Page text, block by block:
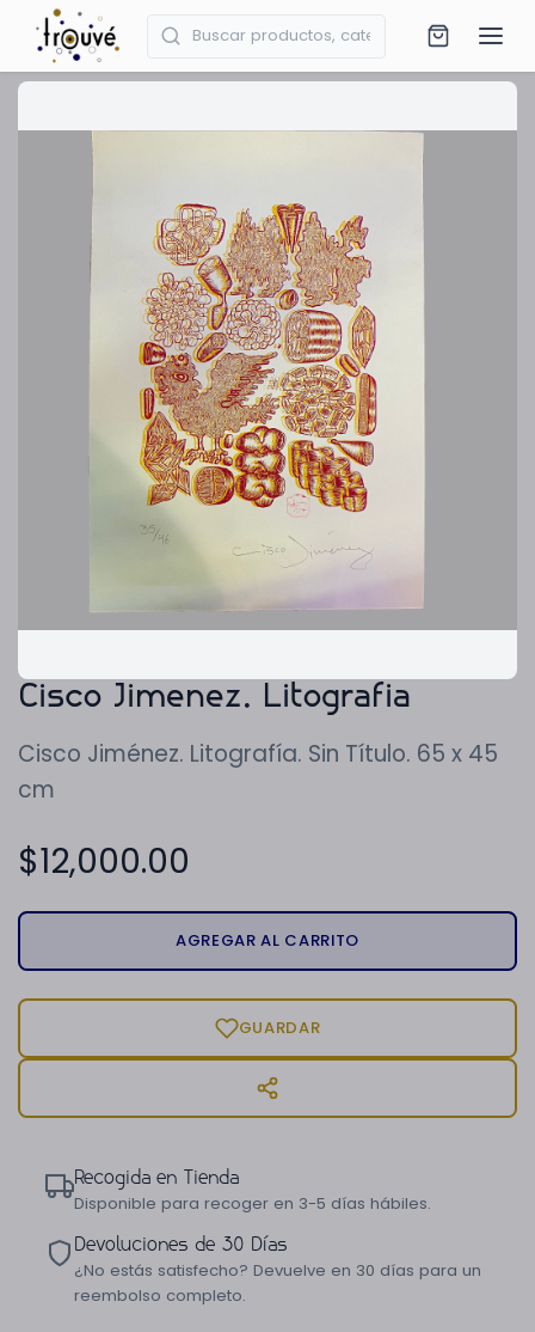
Cisco Jimenez. Litografia
Cisco Jiménez. Litografía. Sin Título. 65 x 45
cm
$12,000.00
AGREGAR AL CARRITO
GUARDAR
Recogida en Tienda
Disponible para recoger en 3-5 días hábiles.
Devoluciones de 30 Días
¿No estás satisfecho? Devuelve en 30 días para un
reembolso completo.